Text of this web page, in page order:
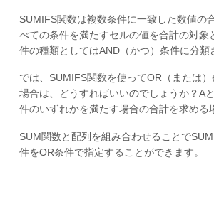
SUMIFS関数は複数条件に一致した数値の
べての条件を満たすセルの値を合計の対象
件の種類としてはAND（かつ）条件に分類
では、SUMIFS関数を使ってOR（または
場合は、どうすればいいのでしょうか？A
件のいずれかを満たす場合の合計を求める
SUM関数と配列を組み合わせることで
件をOR条件で指定することができます。